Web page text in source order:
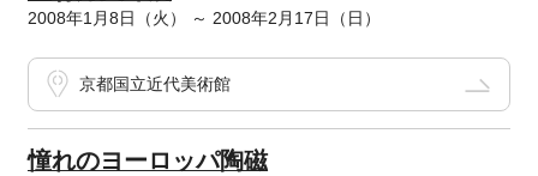
2008年1月8日（火） ～ 2008年2月17日（日）
京都国立近代美術館
憧れのヨーロッパ陶磁